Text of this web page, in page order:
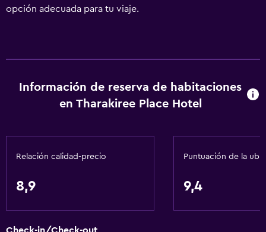
opción adecuada para tu viaje.
Información de reserva de habitaciones
en Tharakiree Place Hotel
Relación calidad-precio
8,9
Puntuación de la
9,4